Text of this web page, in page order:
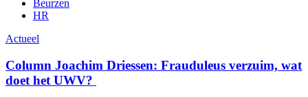
Beurzen
HR
Actueel
Column Joachim Driessen: Frauduleus verzuim, wat
doet het UWV?